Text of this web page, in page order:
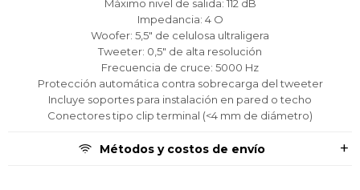
Máximo nivel de salida: 112 dB
Impedancia: 4 O
Woofer: 5,5" de celulosa ultraligera
Tweeter: 0,5" de alta resolución
Frecuencia de cruce: 5000 Hz
Protección automática contra sobrecarga del tweeter
Incluye soportes para instalación en pared o techo
Conectores tipo clip terminal (<4 mm de diámetro)
Métodos y costos de envío